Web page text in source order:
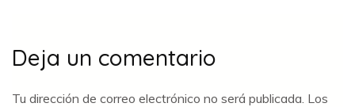
Deja un comentario
Tu dirección de correo electrónico no será publicada. Los